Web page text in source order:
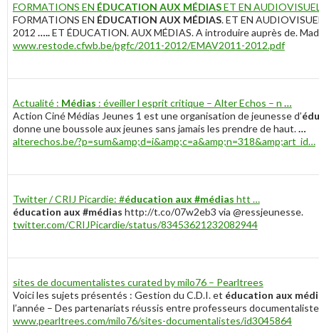
FORMATIONS EN ÉDUCATION AUX MÉDIASET EN
FORMATIONS EN ÉDUCATION AUX MÉDIAS. ET EN
2012 …..ET ÉDUCATION. AUX MÉDIAS. A introduire auprès de.
www.restode.cfwb.be/pgfc/2011-2012/EMAV2011-2012.pdf
Actualité : Médias : éveiller l esprit critique – Alter Echos – n …
Action Ciné Médias Jeunes 1 est une organisation de jeunesse d’
donne une boussole aux jeunes sans jamais les prendre de haut.…
alterechos.be/?p=sum&amp;d=i&amp;c=a&amp;n=318&amp;art_id…
Twitter / CRIJ Picardie: #éducation aux #médias htt …
éducation aux #médias http://t.co/07w2eb3 via @ressjeunesse.
twitter.com/CRIJPicardie/status/83453621232082944
sites de documentalistes curated by milo76 – Pearltrees
Voici les sujets présentés : Gestion du C.D.I. et éducation aux
l’année – Des partenariats réussis entre professeurs
www.pearltrees.com/milo76/sites-documentalistes/id3045864